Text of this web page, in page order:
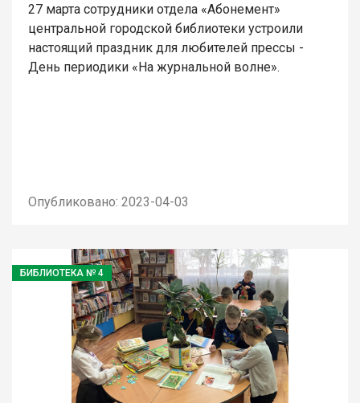
27 марта сотрудники отдела «Абонемент»
центральной городской библиотеки устроили
настоящий праздник для любителей прессы -
День периодики «На журнальной волне».
Опубликовано: 2023-04-03
БИБЛИОТЕКА № 4